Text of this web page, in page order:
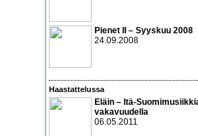
Pienet II – Syyskuu 2008
24.09.2008
Haastattelussa
Eläin – Itä-
vakavuudella
06.05.2011